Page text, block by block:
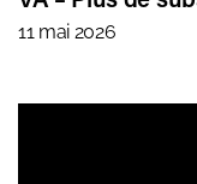
11 mai 2026